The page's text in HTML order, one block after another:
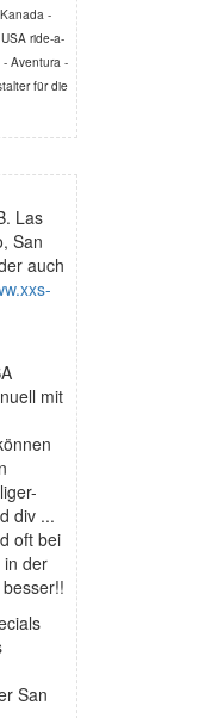
-
ride-a-
Aventura -
für die
Las
San
auch
mit
div ...
oft bei
in der
San